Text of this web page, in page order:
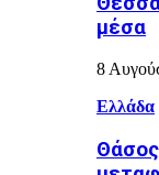
μέσα
8
Ελλάδα